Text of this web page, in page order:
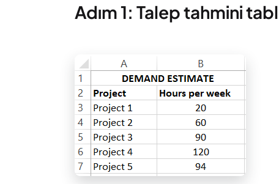
Adım 1: Talep tahmini